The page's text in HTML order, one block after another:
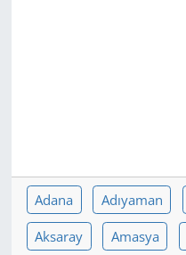
Adana Adıyaman
Aksaray Amasya
SİYASET
SPOR